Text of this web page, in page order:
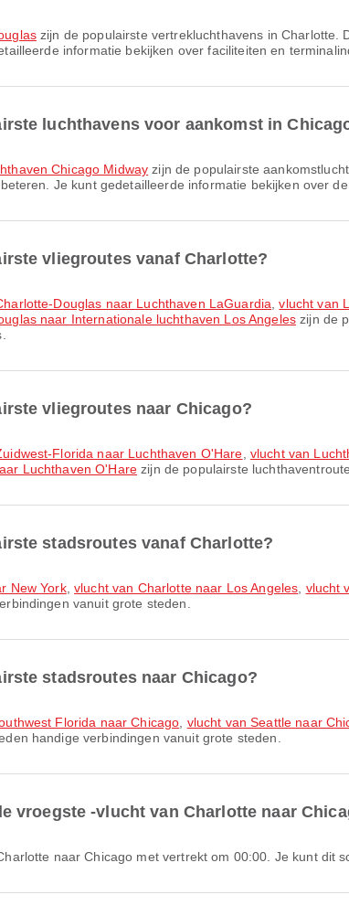
zijn de populairste vertrek­lucht­havens in Charlotte.
informatie bekijken over faciliteiten en
luchthavens voor aankomst in
Chicago Midway zijn de populairste
Je kunt gedetailleerde informatie bekijken over
vliegroutes vanaf Charlotte?
Douglas naar Luchthaven LaGuardia ,vlucht van
naar Internationale luchthaven Los Angeleszijn de
vliegroutes naar Chicago?
Florida naar Luchthaven O'Hare vlucht van
Luchthaven O'Hare zijn de populairste
stadsroutes vanaf Charlotte?
New York,vlucht van Charlotte naar Los Angeles vlucht
vanuit grote steden.
stadsroutes naar Chicago?
Florida naar Chicago vlucht van Seattle naar
handige verbindingen vanuit grote steden.
vroegste -vlucht van Charlotte naar
naar Chicago met vertrekt om 00:00. Je kunt